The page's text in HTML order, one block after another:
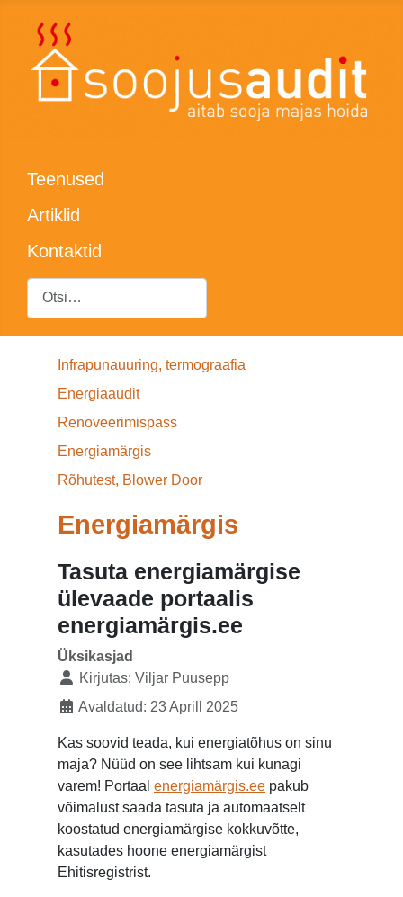
Teenused
Artiklid
Kontaktid
Otsing
Infrapunauuring, termograafia
Energiaaudit
Renoveerimispass
Energiamärgis
Rõhutest, Blower Door
Energiamärgis
Tasuta energiamärgise
ülevaade portaalis
energiamärgis.ee
Üksikasjad
Kirjutas: Viljar Puusepp
Avaldatud: 23 Aprill 2025
Kas soovid teada, kui energiatõhus on sinu
maja? Nüüd on see lihtsam kui kunagi
varem! Portaal energiamärgis.ee pakub
võimalust saada tasuta ja automaatselt
koostatud energiamärgise kokkuvõtte,
kasutades hoone energiamärgist
Ehitisregistrist.